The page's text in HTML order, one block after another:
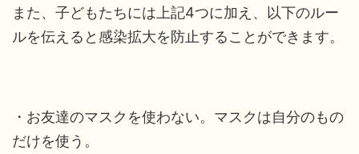
また、子どもたちには上記4つに加え、以下のルー
ルを伝えると感染拡大を防止することができます。
・お友達のマスクを使わない。マスクは自分のもの
だけを使う。